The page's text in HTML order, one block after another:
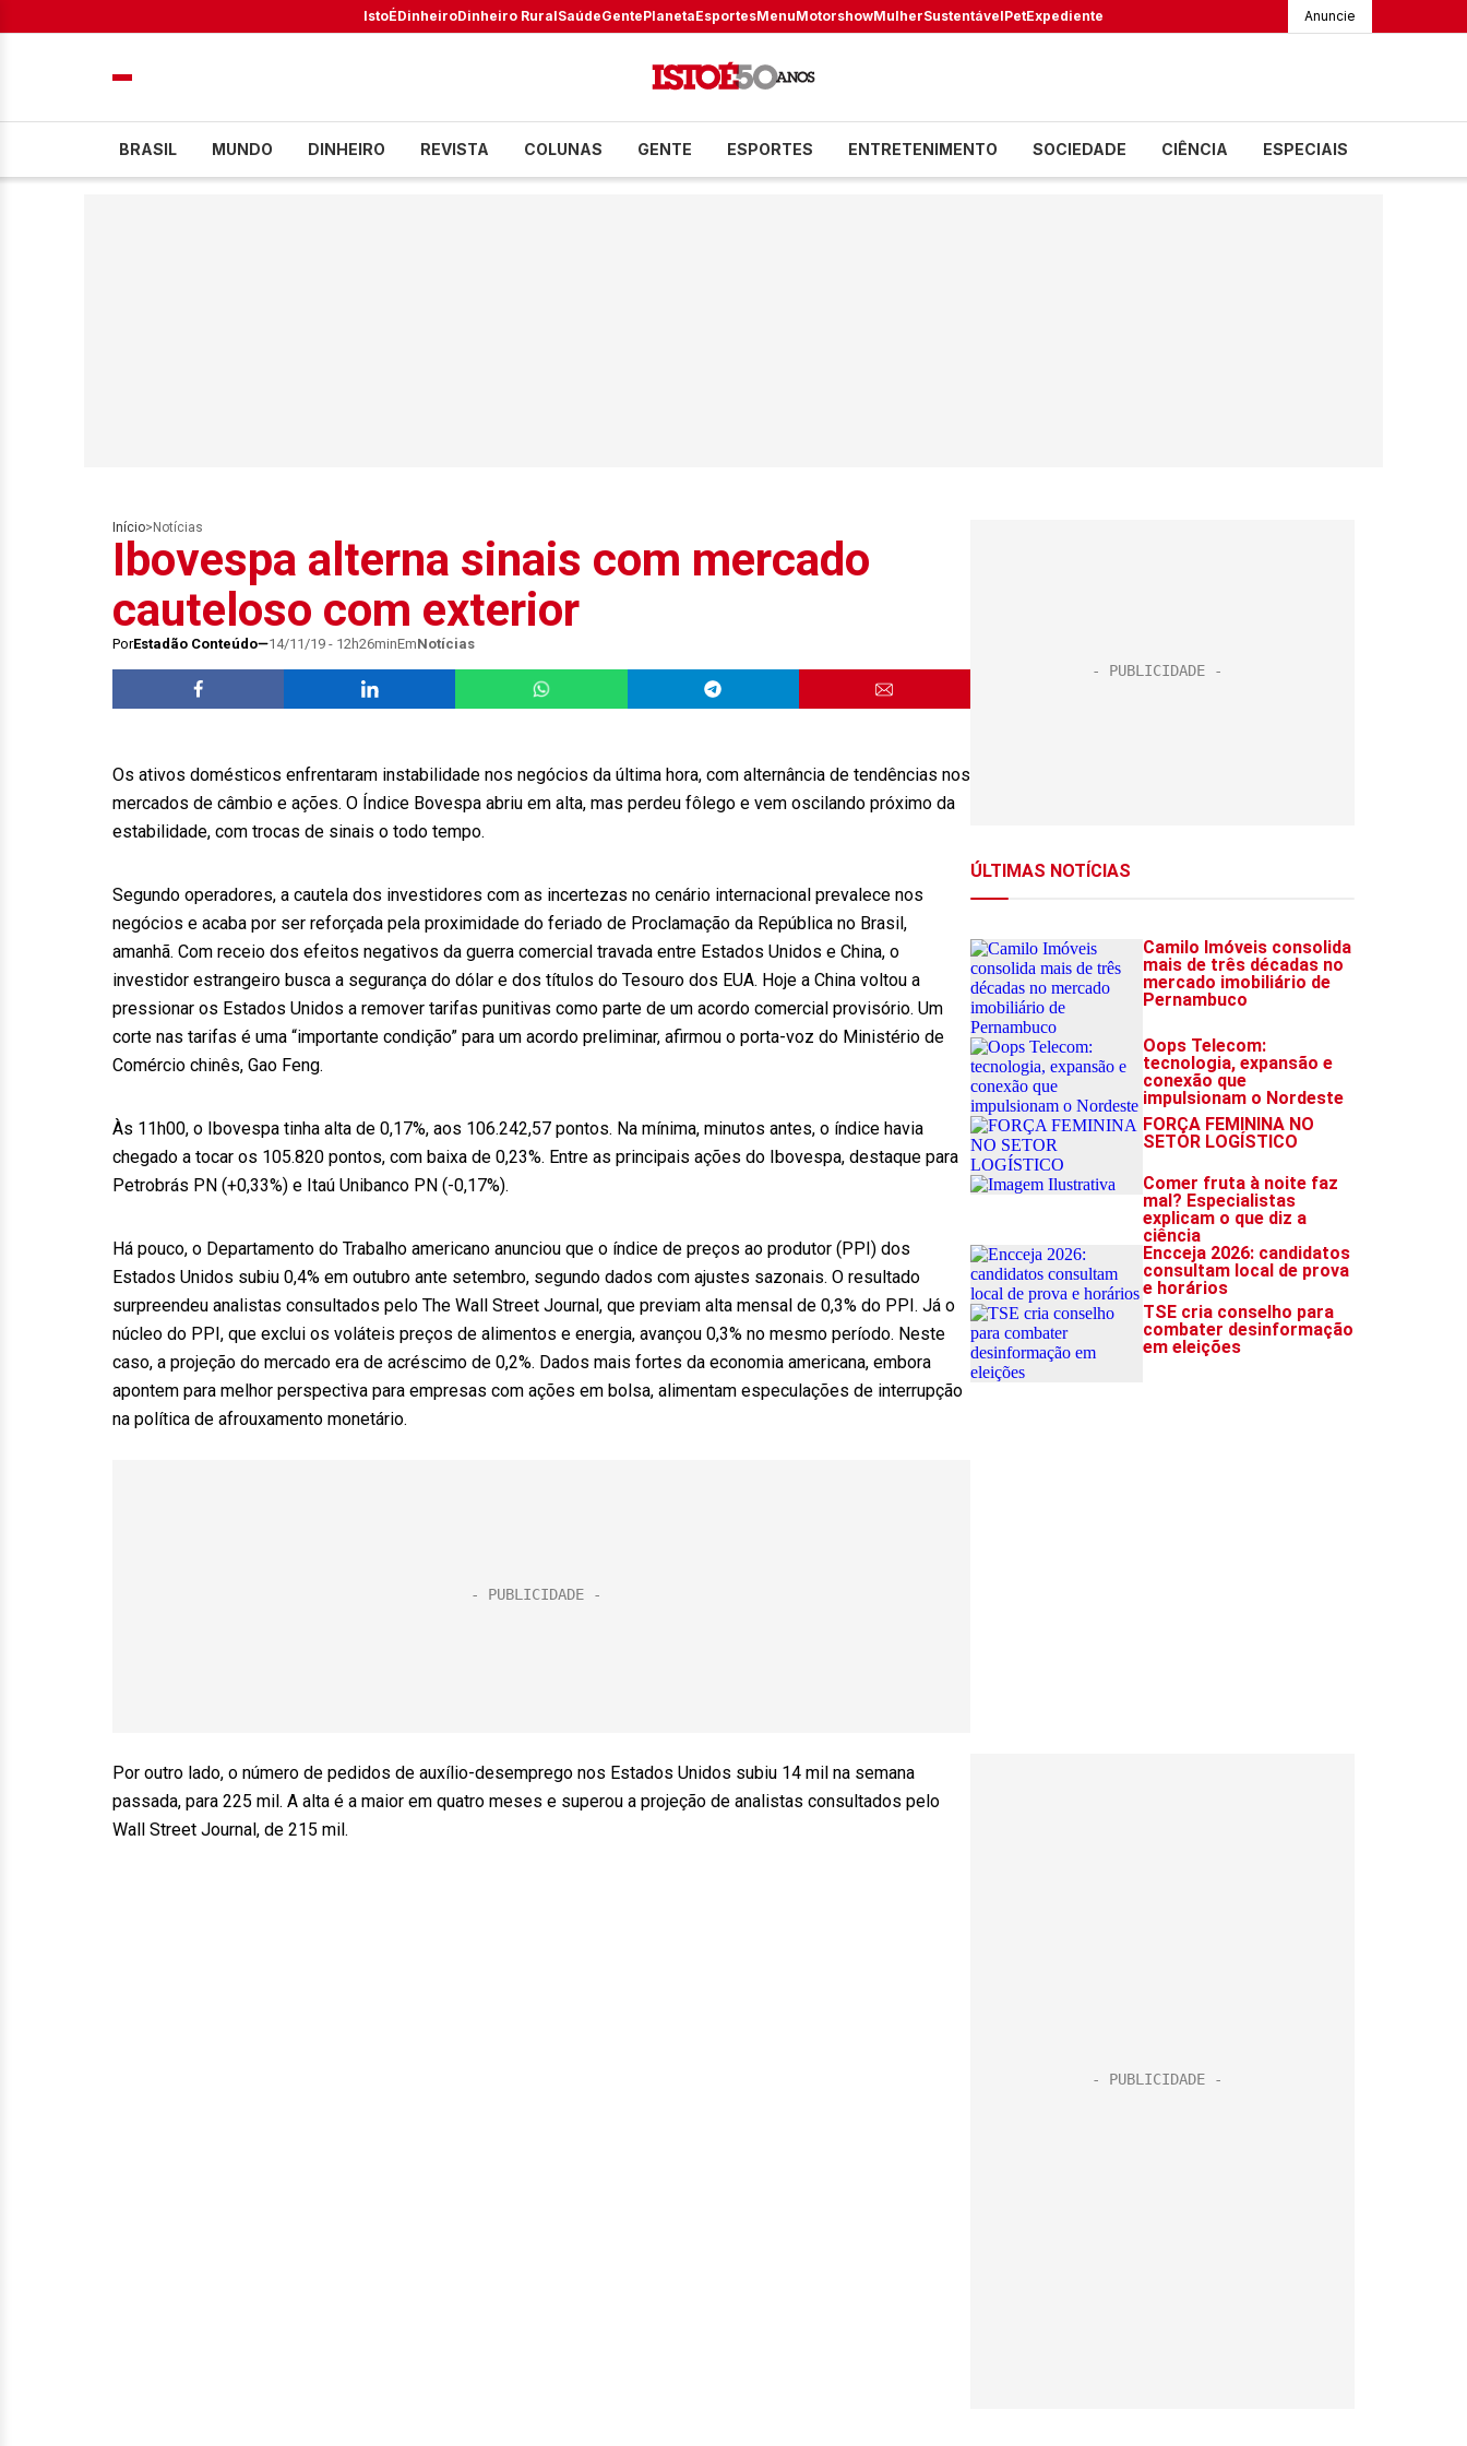
IstoÉDinheiroDinheiro RuralSaúdeGentePlanetaEsportesMenuMotorshowMulherSustentávelPetExpediente Anuncie
BRASIL MUNDO DINHEIRO REVISTA COLUNAS GENTE ESPORTES ENTRETENIMENTO SOCIEDADE CIÊNCIA ESPECIAIS
Início> Notícias
Ibovespa alterna sinais com mercado
cauteloso com exterior
PorEstadão Conteúdo 14/11/19 - 12h26minEmNotícias
Os ativos domésticos enfrentaram instabilidade nos negócios da última hora, com alternância de tendências nos
mercados de câmbio e ações. O Índice Bovespa abriu em alta, mas perdeu fôlego e vem oscilando próximo da
estabilidade, com trocas de sinais o todo tempo.
Segundo operadores, a cautela dos investidores com as incertezas no cenário internacional prevalece nos
negócios e acaba por ser reforçada pela proximidade do feriado de Proclamação da República no Brasil,
amanhã. Com receio dos efeitos negativos da guerra comercial travada entre Estados Unidos e China, o
investidor estrangeiro busca a segurança do dólar e dos títulos do Tesouro dos EUA. Hoje a China voltou a
pressionar os Estados Unidos a remover tarifas punitivas como parte de um acordo comercial provisório. Um
corte nas tarifas é uma “importante condição” para um acordo preliminar, afirmou o porta-voz do Ministério de
Comércio chinês, Gao Feng.
Às 11h00, o Ibovespa tinha alta de 0,17%, aos 106.242,57 pontos. Na mínima, minutos antes, o índice havia
chegado a tocar os 105.820 pontos, com baixa de 0,23%. Entre as principais ações do Ibovespa, destaque para
Petrobrás PN (+0,33%) e Itaú Unibanco PN (-0,17%).
Há pouco, o Departamento do Trabalho americano anunciou que o índice de preços ao produtor (PPI) dos
Estados Unidos subiu 0,4% em outubro ante setembro, segundo dados com ajustes sazonais. O resultado
surpreendeu analistas consultados pelo The Wall Street Journal, que previam alta mensal de 0,3% do PPI. Já o
núcleo do PPI, que exclui os voláteis preços de alimentos e energia, avançou 0,3% no mesmo período. Neste
caso, a projeção do mercado era de acréscimo de 0,2%. Dados mais fortes da economia americana, embora
apontem para melhor perspectiva para empresas com ações em bolsa, alimentam especulações de interrupção
na política de afrouxamento monetário.
Por outro lado, o número de pedidos de auxílio-desemprego nos Estados Unidos subiu 14 mil na semana
passada, para 225 mil. A alta é a maior em quatro meses e superou a projeção de analistas consultados pelo
Wall Street Journal, de 215 mil.